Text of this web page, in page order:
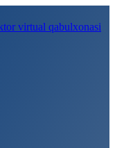
virtual qabulxonasi